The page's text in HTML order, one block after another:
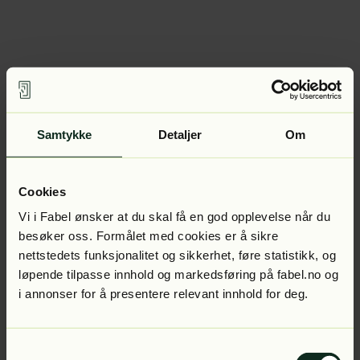
Samtykke Detaljer Om
Cookies
Vi i Fabel ønsker at du skal få en god opplevelse når du
besøker oss. Formålet med cookies er å sikre
nettstedets funksjonalitet og sikkerhet, føre statistikk, og
løpende tilpasse innhold og markedsføring på fabel.no og
i annonser for å presentere relevant innhold for deg.